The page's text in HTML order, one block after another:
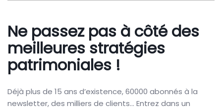
Ne passez pas à côté des
meilleures stratégies
patrimoniales !
Déjà plus de 15 ans d’existence, 60000 abonnés à la
newsletter, des milliers de clients… Entrez dans un